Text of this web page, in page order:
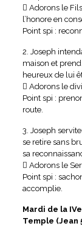
 Adorons le
l’honore en
Point spi :
2. Joseph
maison et
heureux de lui
 Adorons le
Point spi :
route.
3. Joseph
se retire sans
sa
 Adorons le
Point spi :
accomplie.
Mardi de la
Temple (Jean